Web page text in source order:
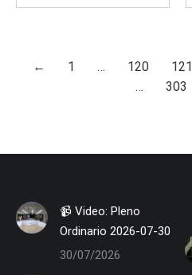
concon
← 1 … 120 121
…
303
📹 Video: Pleno
Ordinario 2026-07-30
30/07/2026